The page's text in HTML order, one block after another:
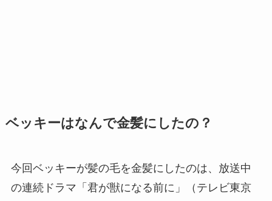
ベッキーはなんで金髪にしたの？
今回ベッキーが髪の毛を金髪にしたのは、放送中
の連続ドラマ「君が獣になる前に」（テレビ東京